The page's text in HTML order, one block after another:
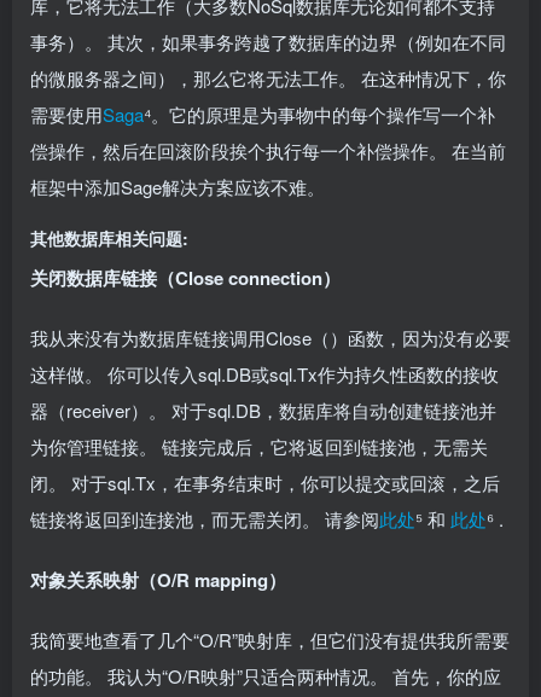
库，它将无法工作（大多数NoSql数据库无论如何都不支持
事务）。 其次，如果事务跨越了数据库的边界（例如在不同
的微服务器之间），那么它将无法工作。 在这种情况下，你
需要使用Saga⁴。它的原理是为事物中的每个操作写一个补
偿操作，然后在回滚阶段挨个执行每一个补偿操作。 在当前
框架中添加Sage解决方案应该不难。
其他数据库相关问题:
关闭数据库链接（Close connection）
我从来没有为数据库链接调用Close（）函数，因为没有必要
这样做。 你可以传入sql.DB或sql.Tx作为持久性函数的接收
器（receiver）。 对于sql.DB，数据库将自动创建链接池并
为你管理链接。 链接完成后，它将返回到链接池，无需关
闭。 对于sql.Tx，在事务结束时，你可以提交或回滚，之后
链接将返回到连接池，而无需关闭。 请参阅此处⁵ 和 此处⁶ .
对象关系映射（O/R mapping）
我简要地查看了几个“O/R”映射库，但它们没有提供我所需要
的功能。 我认为“O/R映射”只适合两种情况。 首先，你的应